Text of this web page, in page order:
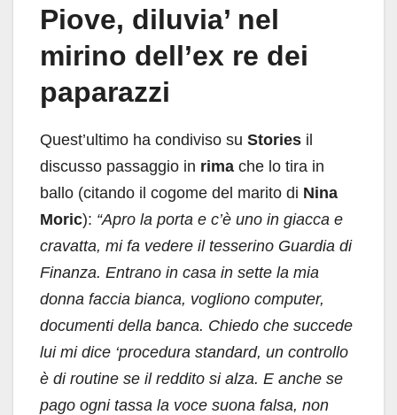
Piove, diluvia’ nel
mirino dell’ex re dei
paparazzi
Quest’ultimo ha condiviso su Stories il
discusso passaggio in rima che lo tira in
ballo (citando il cogome del marito di Nina
Moric): “Apro la porta e c’è uno in giacca e
cravatta, mi fa vedere il tesserino Guardia di
Finanza. Entrano in casa in sette la mia
donna faccia bianca, vogliono computer,
documenti della banca. Chiedo che succede
lui mi dice ‘procedura standard, un controllo
è di routine se il reddito si alza. E anche se
pago ogni tassa la voce suona falsa, non